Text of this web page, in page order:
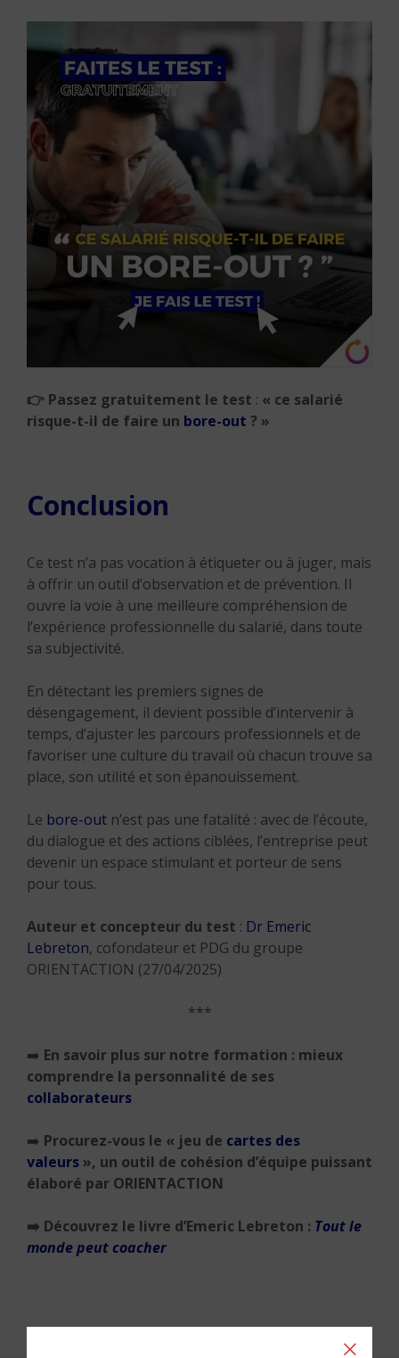
👉 Passez gratuitement le test : « ce salarié
risque-t-il de faire un bore-out ? »
Conclusion
Ce test n’a pas vocation à étiqueter ou à juger, mais
à offrir un outil d’observation et de prévention. Il
ouvre la voie à une meilleure compréhension de
l’expérience professionnelle du salarié, dans toute
sa subjectivité.
En détectant les premiers signes de
désengagement, il devient possible d’intervenir à
temps, d’ajuster les parcours professionnels et de
favoriser une culture du travail où chacun trouve sa
place, son utilité et son épanouissement.
Le bore-out n’est pas une fatalité : avec de l’écoute,
du dialogue et des actions ciblées, l’entreprise peut
devenir un espace stimulant et porteur de sens
pour tous.
Auteur et concepteur du test : Dr Emeric
Lebreton, cofondateur et PDG du groupe
ORIENTACTION (27/04/2025)
***
➡️ En savoir plus sur notre formation : mieux
comprendre la personnalité de ses
collaborateurs
➡️ Procurez-vous le « jeu de cartes des
valeurs », un outil de cohésion d’équipe puissant
élaboré par ORIENTACTION
➡️ Découvrez le livre d’Emeric Lebreton : Tout le
monde peut coacher